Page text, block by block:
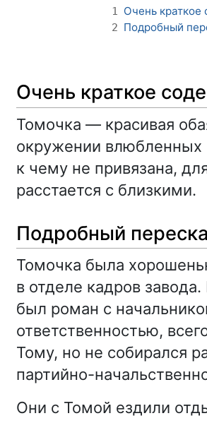
1 Очень краткое
2 Подробный
Очень краткое
Томочка — красивая
окружении влюбленных
к чему не привязана,
расстается с близкими.
Подробный
Томочка была
в отделе кадров
был роман с
ответственностью,
Тому, но не собирался
партийно-
Они с Томой ездили